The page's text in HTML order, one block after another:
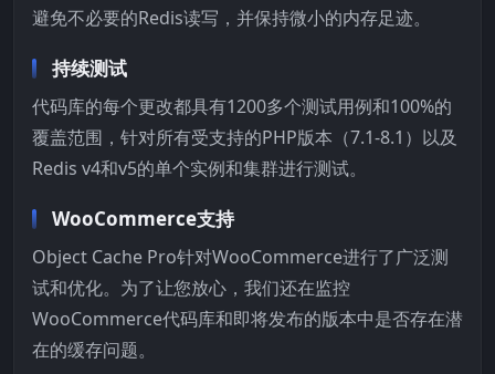
避免不必要的Redis读写，并保持微小的内存足迹。
持续测试
代码库的每个更改都具有1200多个测试用例和100%的
覆盖范围，针对所有受支持的PHP版本（7.1-8.1）以及
Redis v4和v5的单个实例和集群进行测试。
WooCommerce支持
Object Cache Pro针对WooCommerce进行了广泛测
试和优化。为了让您放心，我们还在监控
WooCommerce代码库和即将发布的版本中是否存在潜
在的缓存问题。